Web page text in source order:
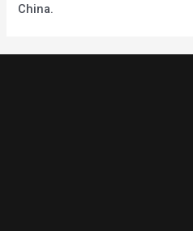
China.